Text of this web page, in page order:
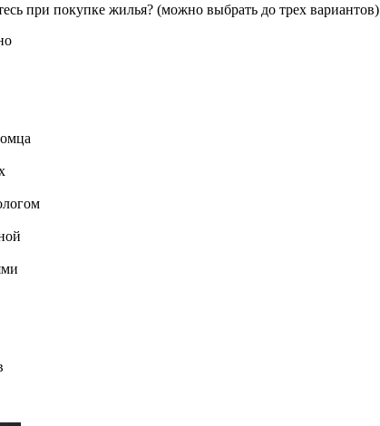
при покупке жилья? (можно выбрать до трех вариантов)